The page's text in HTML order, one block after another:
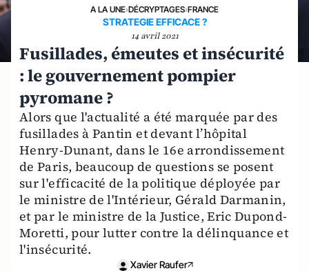
A LA UNE›DÉCRYPTAGES›FRANCE
STRATEGIE EFFICACE ?
14 avril 2021
Fusillades, émeutes et insécurité
: le gouvernement pompier
pyromane ?
Alors que l'actualité a été marquée par des
fusillades à Pantin et devant l’hôpital
Henry-Dunant, dans le 16e arrondissement
de Paris, beaucoup de questions se posent
sur l'efficacité de la politique déployée par
le ministre de l'Intérieur, Gérald Darmanin,
et par le ministre de la Justice, Eric Dupond-
Moretti, pour lutter contre la délinquance et
l'insécurité.
Xavier Raufer